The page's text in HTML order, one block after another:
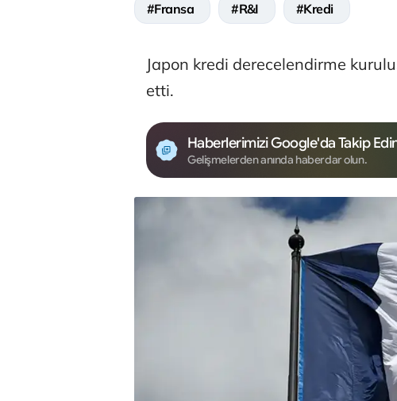
#Fransa #R&I #Kredi
Japon kredi derecelendirme
etti.
Haberlerimizi Google'da Takip
Gelişmelerden anında haberdar olun.